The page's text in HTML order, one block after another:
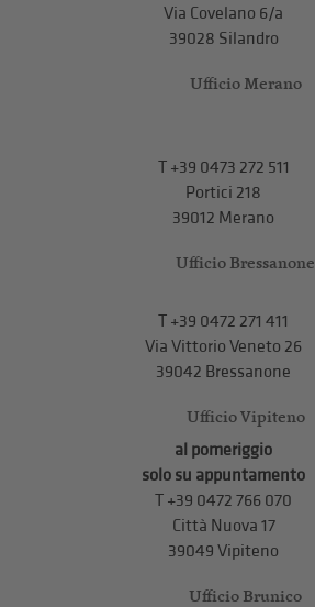
Via Covelano 6/a
39028 Silandro
Ufficio Merano
T+39 0473 272 511
Portici 218
39012 Merano
Ufficio Bressanone
T +39 0472 271 411
Via Vittorio Veneto 26
39042 Bressanone
Ufficio Vipiteno
al pomeriggio
solo su appuntamento
T +39 0472 766 070
Città Nuova 17
39049 Vipiteno
Ufficio Brunico